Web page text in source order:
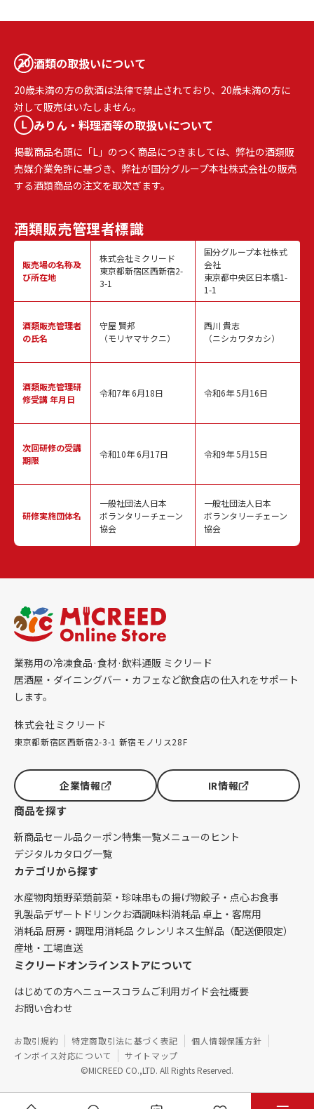
酒類の取扱いについて
20歳未満の方の飲酒は法律で禁止されており、20歳未満の方に
対して販売はいたしません。
みりん・料理酒等の取扱いについて
掲載商品名頭に「L」のつく商品につきましては、弊社の酒類販
売媒介業免許に基づき、弊社が国分グループ本社株式会社の販売
する酒類商品の注文を取次ぎます。
酒類販売管理者標識
販売場の名称及
び所在地
酒類販売管理者
の氏名
酒類販売管理研
修受講 年月日
次回研修の受講
期限
研修実施団体名
株式会社ミクリード
東京都新宿区西新宿2-
3-1
守屋 賢邦
（モリヤマサクニ）
令和7年 6月18日
令和10年 6月17日
一般社団法人日本
ボランタリーチェーン
協会
国分グループ本社株式
会社
東京都中央区日本橋1-
1-1
西川 貴志
（ニシカワタカシ）
令和6年 5月16日
令和9年 5月15日
一般社団法人日本
ボランタリーチェーン
協会
業務用の冷凍食品·食材·飲料通販 ミクリード
居酒屋・ダイニングバー・カフェなど飲食店の仕入れをサポート
します。
株式会社ミクリード
東京都新宿区西新宿2-3-1 新宿モノリス28F
企業情報 IR情報
商品を探す
新商品セール品クーポン特集一覧メニューのヒント
デジタルカタログ一覧
カテゴリから探す
水産物肉類野菜類前菜・珍味串もの揚げ物餃子・点心お食事
乳製品デザート ドリンク お酒調味料消耗品 卓上・客席用
消耗品 厨房・調理用消耗品 クレンリネス生鮮品（配送便限定）
産地・工場直送
ミクリードオンラインストアについて
はじめての方へニュースコラムご利用ガイド会社概要
お問い合わせ
©MICREED CO.,LTD. All Rights Reserved.
お取引規約 特定商取引法に基づく表記
個人情報保護方針
インボイス対応について
サイトマップ